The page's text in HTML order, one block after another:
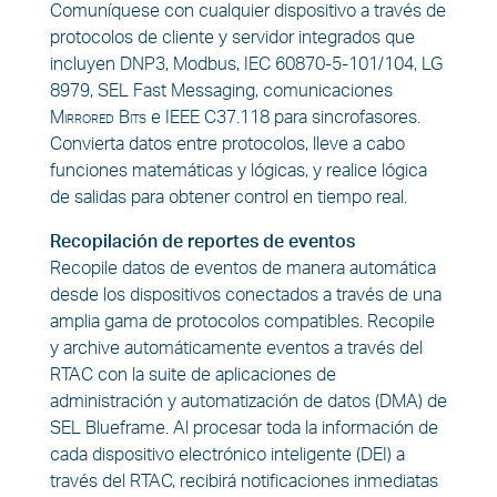
Comuníquese con cualquier dispositivo a través de
protocolos de cliente y servidor integrados que
incluyen DNP3, Modbus, IEC 60870-5-101/104, LG
8979, SEL Fast Messaging, comunicaciones
Mirrored Bitse IEEE C37.118 para sincrofasores.
Convierta datos entre protocolos, lleve a cabo
funciones matemáticas y lógicas, y realice lógica
de salidas para obtener control en tiempo real.
Recopilación de reportes de eventos
Recopile datos de eventos de manera automática
desde los dispositivos conectados a través de una
amplia gama de protocolos compatibles. Recopile
y archive automáticamente eventos a través del
RTAC con la suite de aplicaciones de
administración y automatización de datos (DMA) de
SEL Blueframe. Al procesar toda la información de
cada dispositivo electrónico inteligente (DEI) a
través del RTAC, recibirá notificaciones inmediatas